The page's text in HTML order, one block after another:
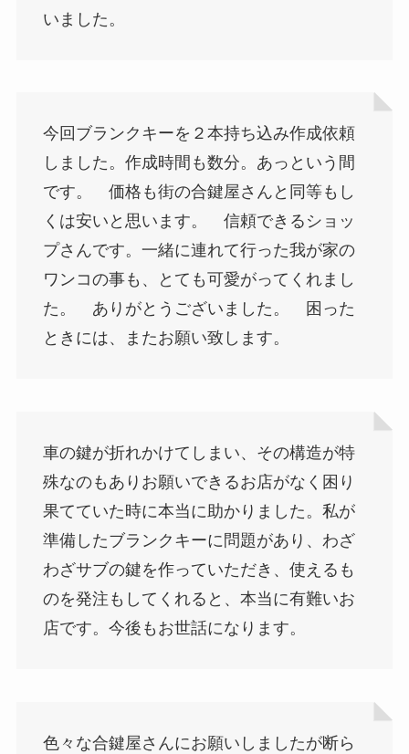
いました。
今回ブランクキーを２本持ち込み作成依頼
しました。作成時間も数分。あっという間
です。 価格も街の合鍵屋さんと同等もし
くは安いと思います。 信頼できるショッ
プさんです。一緒に連れて行った我が家の
ワンコの事も、とても可愛がってくれまし
た。 ありがとうございました。 困った
ときには、またお願い致します。
車の鍵が折れかけてしまい、その構造が特
殊なのもありお願いできるお店がなく困り
果てていた時に本当に助かりました。私が
準備したブランクキーに問題があり、わざ
わざサブの鍵を作っていただき、使えるも
のを発注もしてくれると、本当に有難いお
店です。今後もお世話になります。
色々な合鍵屋さんにお願いしましたが断ら